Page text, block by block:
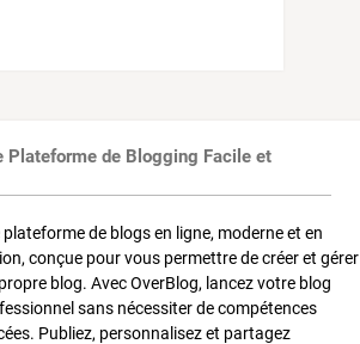
Plateforme de Blogging Facile et
de blogs en ligne, moderne et en
conçue pour vous permettre de créer et gérer
blog. Avec OverBlog, lancez votre blog
sans nécessiter de compétences
Publiez, personnalisez et partagez